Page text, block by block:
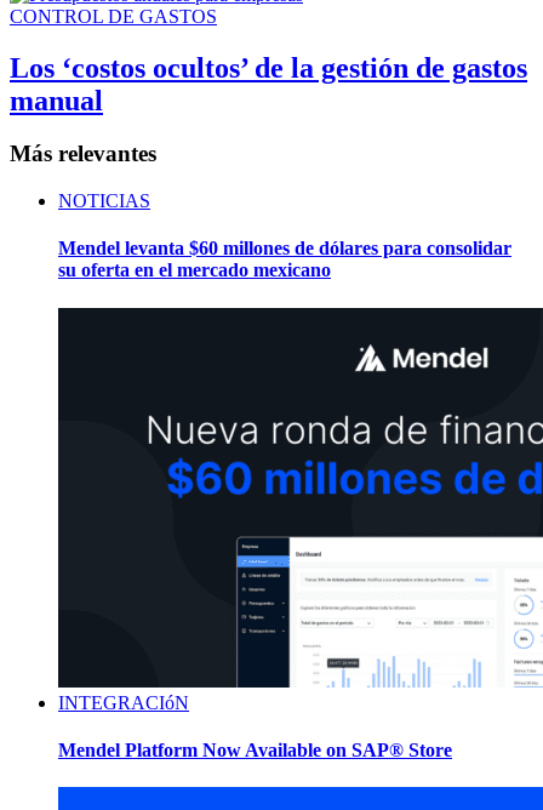
CONTROL DE GASTOS
Los ‘costos ocultos’ de la gestión de gastos
manual
Más relevantes
NOTICIAS
Mendel levanta $60 millones de dólares para consolidar
su oferta en el mercado mexicano
INTEGRACIóN
Mendel Platform Now Available on SAP® Store